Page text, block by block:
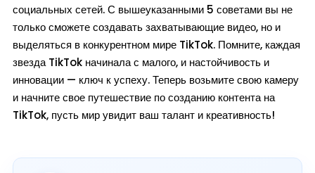
социальных сетей. С вышеуказанными 5 советами вы не
только сможете создавать захватывающие видео, но и
выделяться в конкурентном мире TikTok. Помните, каждая
звезда TikTok начинала с малого, и настойчивость и
инновации — ключ к успеху. Теперь возьмите свою камеру
и начните свое путешествие по созданию контента на
TikTok, пусть мир увидит ваш талант и креативность!